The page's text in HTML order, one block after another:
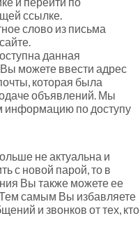
ссылке.
слово из письма
данная
можете ввести адрес
которая была
объявлений. Мы
информацию по доступу
не актуальна и
с новой парой, то в
Вы также можете ее
Тем самым Вы избавляете
и звонков от тех, кто